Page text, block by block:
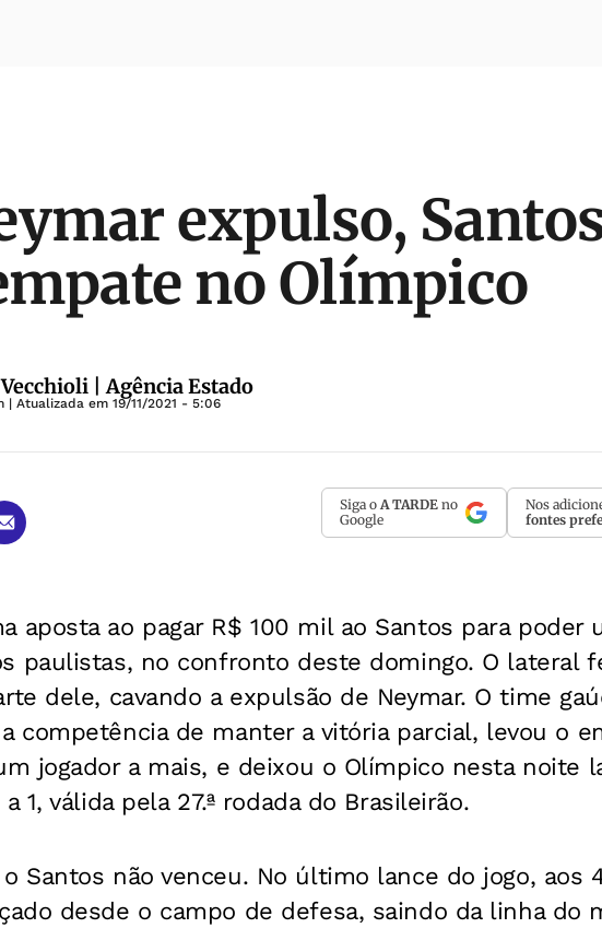
expulso,
no Olímpico
| Agência Estado
| Atualizada em 19/11/2021 - 5:06
Siga o A TARDE no
Google
Nos
fontes
aposta ao pagar R$ 100 mil ao Santos para poder
paulistas, no confronto deste domingo. O lateral
dele, cavando a expulsão de Neymar. O time
competência de manter a vitória parcial, levou o
jogador a mais, e deixou o Olímpico nesta noite
1, válida pela 27.ª rodada do Brasileirão.
Santos não venceu. No último lance do jogo, aos
desde o campo de defesa, saindo da linha do